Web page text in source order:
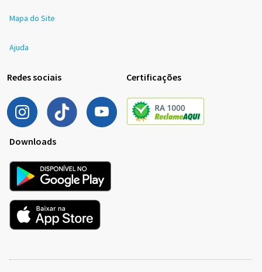
Mapa do Site
Ajuda
Redes sociais Certificações
Downloads